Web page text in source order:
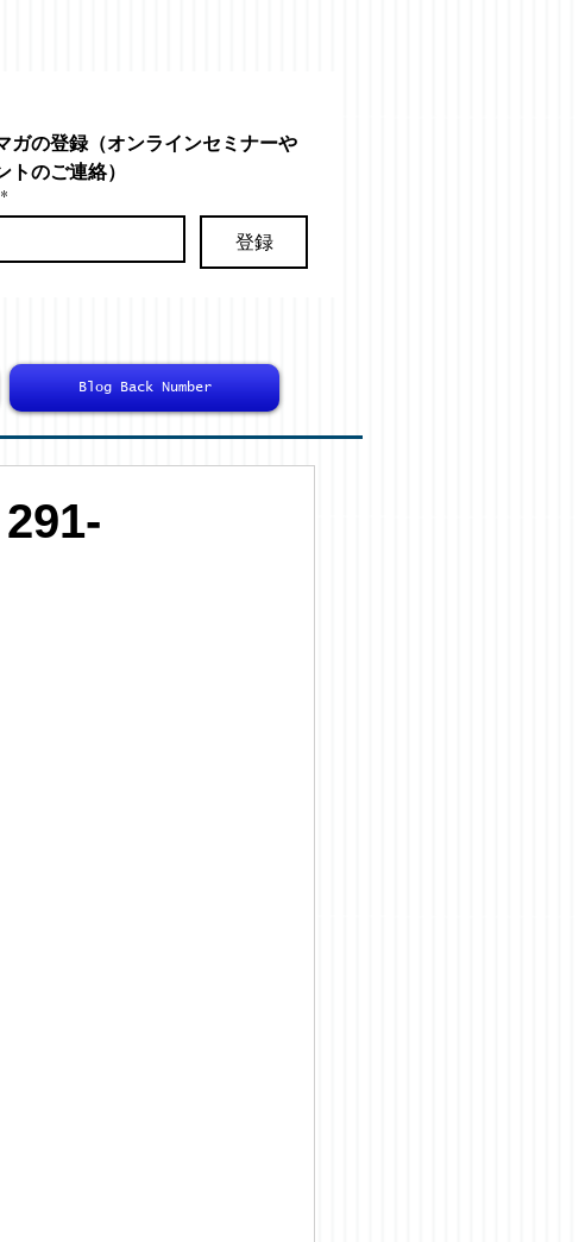
ガの登録（オンラインセミナーや
トのご連絡）
*
登録
Blog Back Number